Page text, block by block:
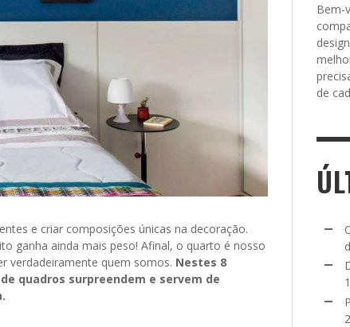
e criar composições únicas na decoração.
ganha ainda mais peso! Afinal, o quarto é nosso
verdadeiramente quem somos. Nestes 8
quadros surpreendem e servem de
Bem-
de